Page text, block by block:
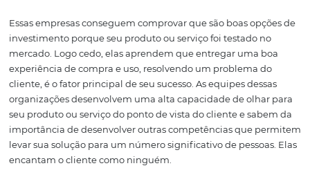
Algumas lições das
startups unicórnio
1. A compreensão da
perspectiva do cliente